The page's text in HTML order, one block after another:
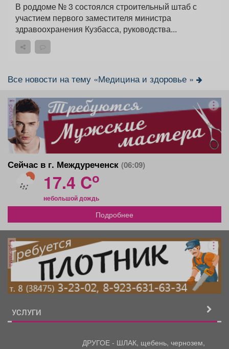
В роддоме № 3 состоялся строительный штаб с
участием первого заместителя министра
здравоохранения Кузбасса, руководства...
Все новости на тему «Медицина и здоровье »
реклама
Сейчас в г. Междуреченск (06:09)
17.4 Co
небольшой дождь
Подробнее
реклама
УСЛУГИ
ДРУГОЕ - ШЛАК, щебень, чернозем,